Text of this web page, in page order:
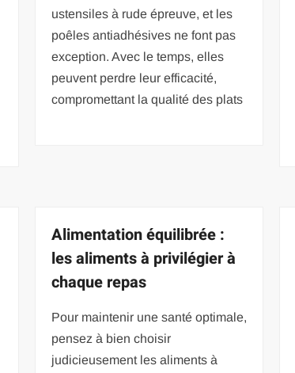
ustensiles à rude épreuve, et les
poêles antiadhésives ne font pas
exception. Avec le temps, elles
peuvent perdre leur efficacité,
compromettant la qualité des plats
Alimentation équilibrée :
les aliments à privilégier à
chaque repas
Pour maintenir une santé optimale,
pensez à bien choisir
judicieusement les aliments à